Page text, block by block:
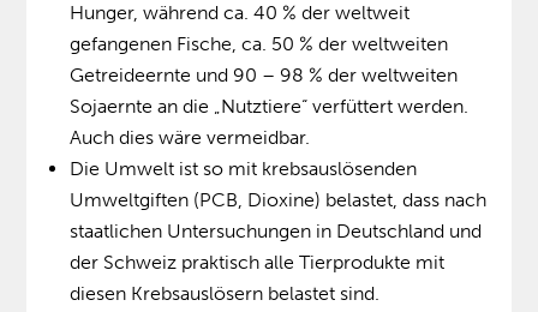
Hunger, während ca. 40 % der weltweit
gefangenen Fische, ca. 50 % der weltweiten
Getreideernte und 90 – 98 % der weltweiten
Sojaernte an die „Nutztiere“ verfüttert werden.
Auch dies wäre vermeidbar.
Die Umwelt ist so mit krebsauslösenden
Umweltgiften (PCB, Dioxine) belastet, dass nach
staatlichen Untersuchungen in Deutschland und
der Schweiz praktisch alle Tierprodukte mit
diesen Krebsauslösern belastet sind.